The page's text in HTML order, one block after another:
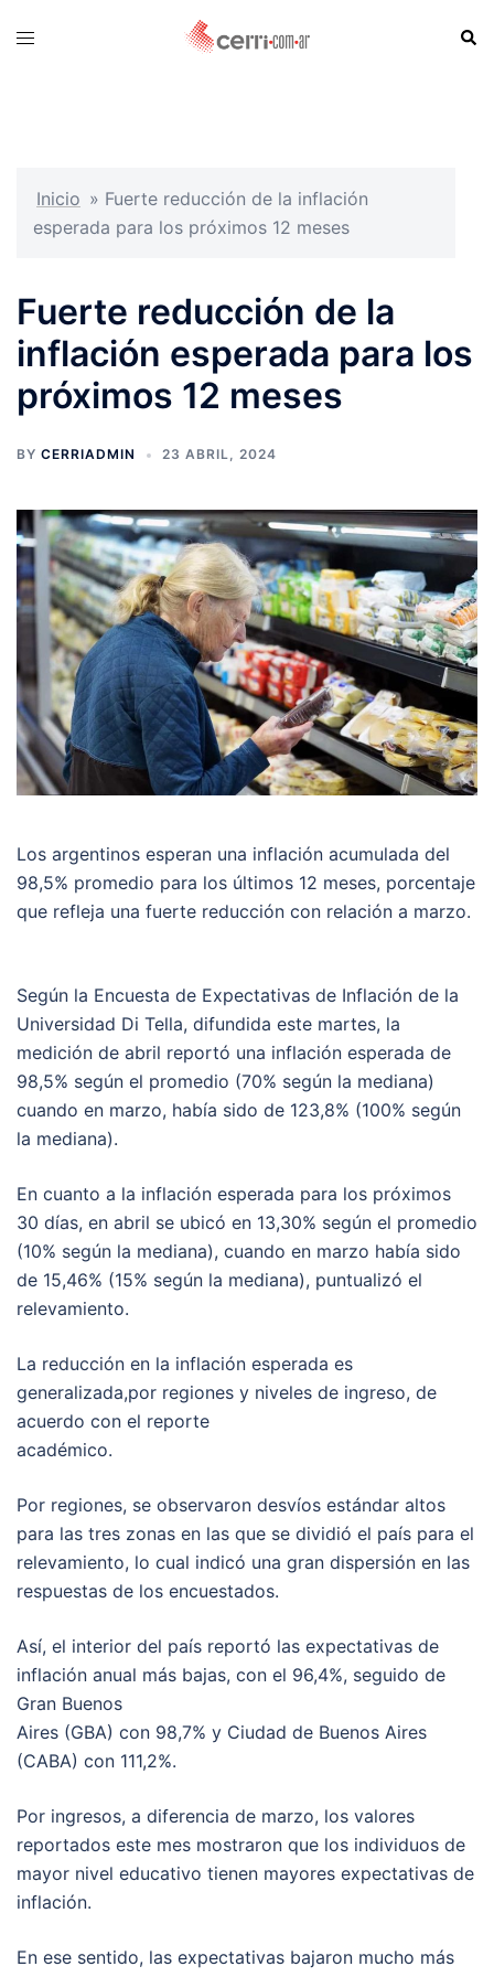
Toggle
Inicio » Fuerte reducción de la inflación
esperada para los próximos 12 meses
Fuerte reducción de la
inflación esperada para los
próximos 12 meses
BY CERRIADMIN 23 ABRIL, 2024
Los argentinos esperan una inflación acumulada del
98,5% promedio para los últimos 12 meses, porcentaje
que refleja una fuerte reducción con relación a marzo.
Según la Encuesta de Expectativas de Inflación de la
Universidad Di Tella, difundida este martes, la
medición de abril reportó una inflación esperada de
98,5% según el promedio (70% según la mediana)
cuando en marzo, había sido de 123,8% (100% según
la mediana).
En cuanto a la inflación esperada para los próximos
30 días, en abril se ubicó en 13,30% según el promedio
(10% según la mediana), cuando en marzo había sido
de 15,46% (15% según la mediana), puntualizó el
relevamiento.
La reducción en la inflación esperada es
generalizada,por regiones y niveles de ingreso, de
acuerdo con el reporte
académico.
Por regiones, se observaron desvíos estándar altos
para las tres zonas en las que se dividió el país para el
relevamiento, lo cual indicó una gran dispersión en las
respuestas de los encuestados.
Así, el interior del país reportó las expectativas de
inflación anual más bajas, con el 96,4%, seguido de
Gran Buenos
Aires (GBA) con 98,7% y Ciudad de Buenos Aires
(CABA) con 111,2%.
Por ingresos, a diferencia de marzo, los valores
reportados este mes mostraron que los individuos de
mayor nivel educativo tienen mayores expectativas de
inflación.
En ese sentido, las expectativas bajaron mucho más